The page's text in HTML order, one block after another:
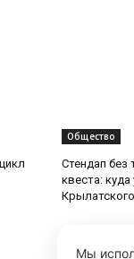
Общество
Стендап без
квеста:
Крылатского
Мы